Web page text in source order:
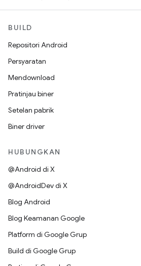
BUILD
Repositori Android
Persyaratan
Mendownload
Pratinjau biner
Setelan pabrik
Biner driver
HUBUNGKAN
@Android di X
@AndroidDev di X
Blog Android
Blog Keamanan Google
Platform di Google Grup
Build di Google Grup